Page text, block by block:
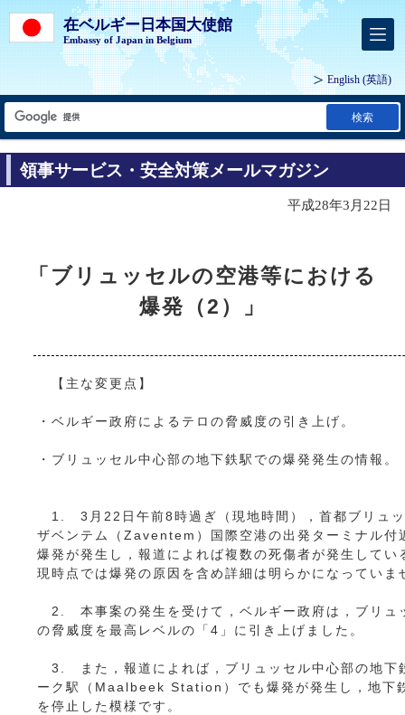
在ベルギー日本国大使館
Embassy of Japan in Belgium
English (英語)
検索
領事サービス・安全対策メールマガジン
平成28年3月22日
「ブリュッセルの空港等における
爆発（2）」
【主な変更点】
・ベルギー政府によるテロの脅威度の引き上げ。
・ブリュッセル中心部の地下鉄駅での爆発発生の情報。
1. 3月22日午前8時過ぎ（現地時間），首都ブリュ
ザベンテム（Zaventem）国際空港の出発ターミナル付
爆発が発生し，報道によれば複数の死傷者が発生してい
現時点では爆発の原因を含め詳細は明らかになっていま
2. 本事案の発生を受けて，ベルギー政府は，ブリュ
の脅威度を最高レベルの「4」に引き上げました。
3. また，報道によれば，ブリュッセル中心部の地下
ーク駅（Maalbeek Station）でも爆発が発生し，地下
を停止した模様です。